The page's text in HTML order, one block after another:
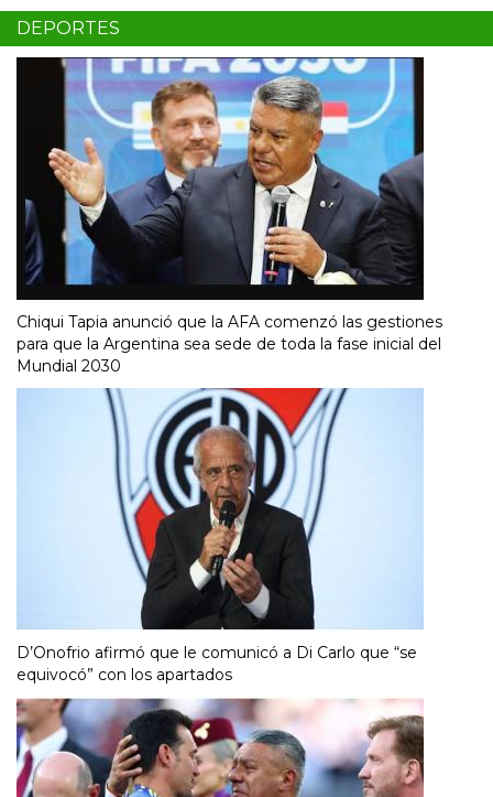
DEPORTES
Chiqui Tapia anunció que la AFA comenzó las gestiones
para que la Argentina sea sede de toda la fase inicial del
Mundial 2030
D’Onofrio afirmó que le comunicó a Di Carlo que “se
equivocó” con los apartados